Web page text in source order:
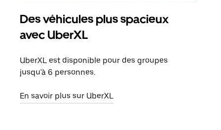
Des véhicules plus spacieux
avec UberXL
UberXL est disponible pour des groupes
jusqu'à 6 personnes.
En savoir plus sur UberXL